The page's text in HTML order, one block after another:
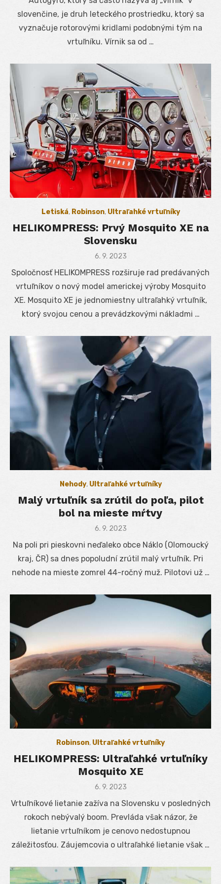
slovenčine, je druh leteckého prostriedku, ktorý sa
vyznačuje rotorovými kridlami podobnými tým na
vrtuľníku. Vírnik sa od …
Letiská, Robinson, Ultraľahké vrtuľníky
HELIKOMPRESS: Prvý Mosquito XE na
Slovensku
Posted
6. 9. 2023
Spoločnosť HELIKOMPRESS rozširuje rad predávaných
vrtuľníkov o nový model americkej výroby Mosquito
XE. Mosquito XE je jednomiestny ultraľahký vrtuľník,
ktorý svojou cenou a prevádzkovými nákladmi …
Nehody, Ultraľahké vrtuľníky
Malý vrtuľník sa zrútil do poľa, pilot
bol na mieste mŕtvy
Posted
6. 9. 2023
Na poli pri pieskovni neďaleko obce Náklo (Olomoucký
kraj, ČR) sa dnes popoludní zrútil malý vrtuľník. Pri
nehode na mieste zomrel 44-ročný muž. Pilotovi už …
Robinson, Ultraľahké vrtuľníky
HELIKOMPRESS: Ultraľahké vrtuľníky
Mosquito XE
Posted
6. 9. 2023
Vrtuľníkové lietanie zažíva na Slovensku v posledných
rokoch nebývalý boom. Prevláda však názor, že
lietanie vrtuľníkom je cenovo nedostupnou
záležitosťou. Záujemcovia o ultraľahké lietanie však …